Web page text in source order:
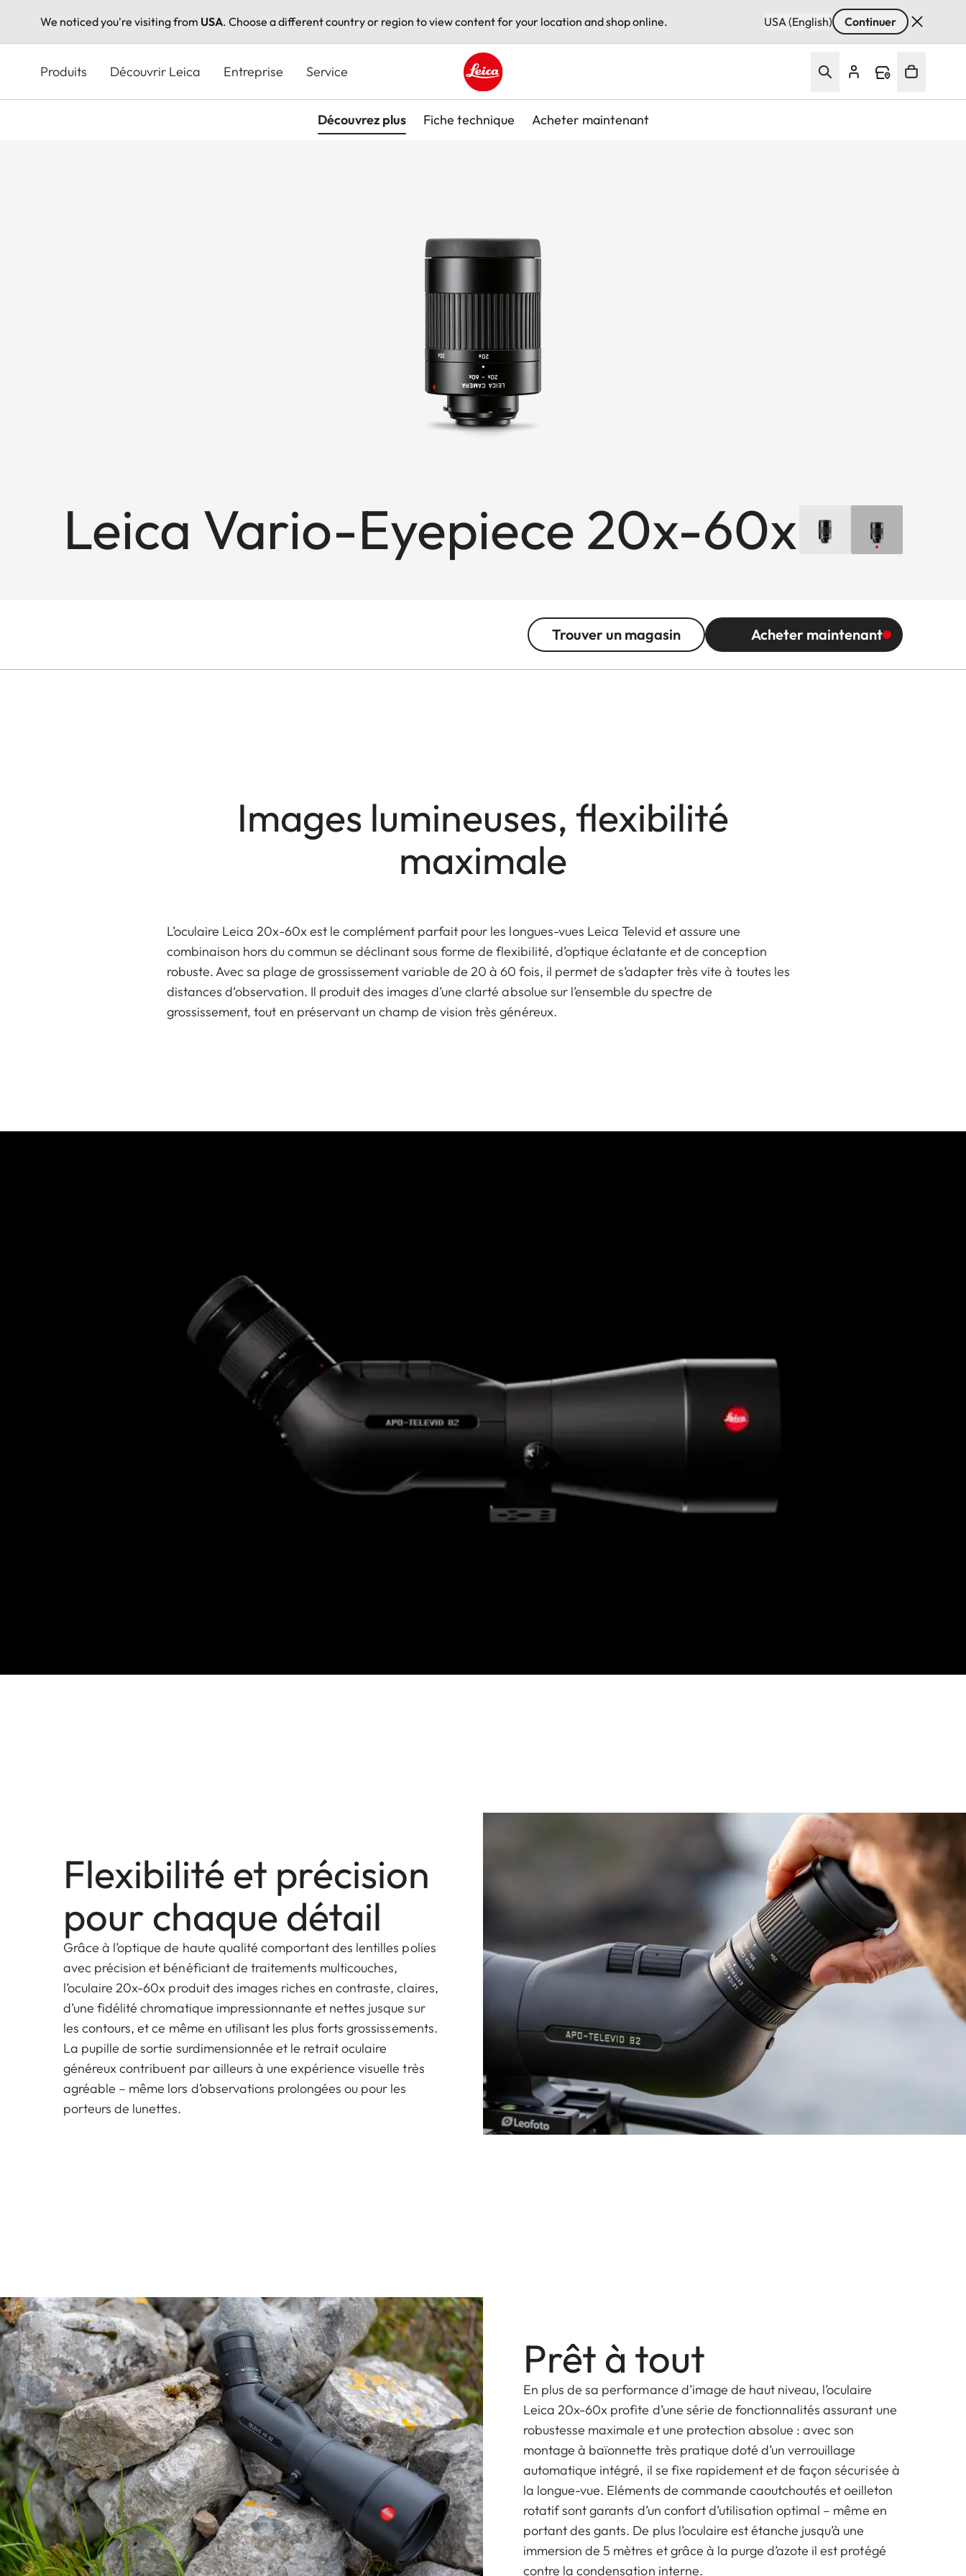
We noticed you're visiting from USA. Choose a different country or region to view content for your location and shop online. USA (English) Continuer
principal
Produits Découvrir Leica Entreprise Service
Leica logo - Home
Découvrez plus Fiche technique Acheter maintenant
Leica Vario-Eyepiece 20x-60x
Trouver un magasin Acheter maintenant
Images lumineuses, flexibilité
maximale
L’oculaire Leica 20x-60x est le complément parfait pour les longues-vues Leica Televid et assure une
combinaison hors du commun se déclinant sous forme de flexibilité, d’optique éclatante et de conception
robuste. Avec sa plage de grossissement variable de 20 à 60 fois, il permet de s’adapter très vite à toutes les
distances d‘observation. Il produit des images d’une clarté absolue sur l’ensemble du spectre de
grossissement, tout en préservant un champ de vision très généreux.
Flexibilité et précision
pour chaque détail
Grâce à l’optique de haute qualité comportant des lentilles polies
avec précision et bénéficiant de traitements multicouches,
l’oculaire 20x-60x produit des images riches en contraste, claires,
d’une fidélité chromatique impressionnante et nettes jusque sur
les contours, et ce même en utilisant les plus forts grossissements.
La pupille de sortie surdimensionnée et le retrait oculaire
généreux contribuent par ailleurs à une expérience visuelle très
agréable – même lors d’observations prolongées ou pour les
porteurs de lunettes.
Prêt à tout
En plus de sa performance d’image de haut niveau, l’oculaire
Leica 20x-60x profite d’une série de fonctionnalités assurant une
robustesse maximale et une protection absolue : avec son
montage à baïonnette très pratique doté d’un verrouillage
automatique intégré, il se fixe rapidement et de façon sécurisée à
la longue-vue. Eléments de commande caoutchoutés et oeilleton
rotatif sont garants d’un confort d’utilisation optimal – même en
portant des gants. De plus l’oculaire est étanche jusqu’à une
immersion de 5 mètres et grâce à la purge d’azote il est protégé
contre la condensation interne.